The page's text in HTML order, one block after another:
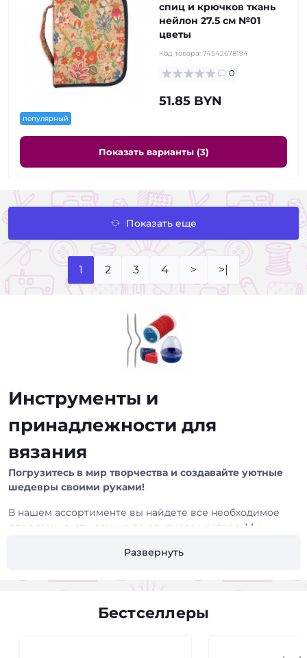
популярный
спиц и крючков ткань
нейлон 27.5 см №01
цветы
Код товара: 74542678194
0
51.85 BYN
Показать варианты (3)
Показать еще
1 2 3 4 > >|
Инструменты и
принадлежности для
вязания
Погрузитесь в мир творчества и создавайте уютные
шедевры своими руками!
В нашем ассортименте вы найдете все необходимое
для вязания, от новичка до опытного мастера. Мы
инструментов и принадлежностей, которые помогут
Развернуть
Бестселлеры